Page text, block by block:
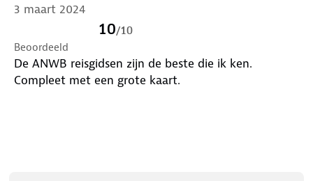
3 maart 2024
10/10
Beoordeeld
De ANWB reisgidsen zijn de beste die ik ken.
Compleet met een grote kaart.